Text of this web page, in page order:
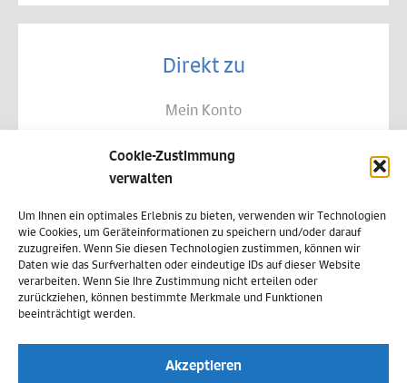
Cookie-Zustimmung
verwalten
Um Ihnen ein optimales Erlebnis zu bieten, verwenden wir Technologien
wie Cookies, um Geräteinformationen zu speichern und/oder darauf
zuzugreifen. Wenn Sie diesen Technologien zustimmen, können wir
Daten wie das Surfverhalten oder eindeutige IDs auf dieser Website
verarbeiten. Wenn Sie Ihre Zustimmung nicht erteilen oder
zurückziehen, können bestimmte Merkmale und Funktionen
beeinträchtigt werden.
Akzeptieren
Direkt zu
Mein Konto
Allgemeine Geschäftsbedingungen
Datenschutz
Widerruf
Zahlungsweisen
Versand & Lieferung
Cookie-Richtlinie (EU)